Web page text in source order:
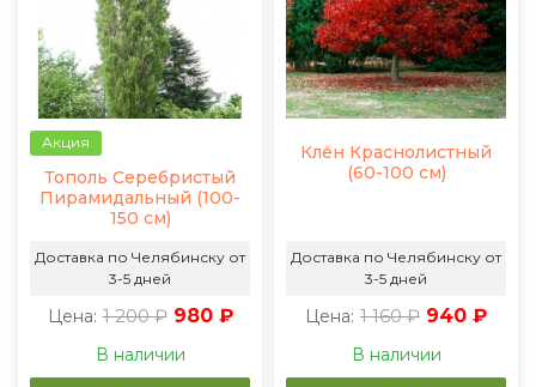
Акция
Тополь Серебристый
Пирамидальный (100-
150 см)
Доставка по Челябинску от
3-5 дней
Цена: 1 200 ₽ 980 ₽
В наличии
Клён Краснолистный
(60-100 см)
Доставка по Челябинску от
3-5 дней
Цена: 1 160 ₽ 940 ₽
В наличии